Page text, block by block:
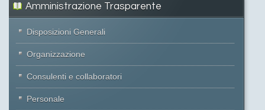
Amministrazione Trasparente
Disposizioni Generali
Organizzazione
Consulenti e collaboratori
Personale